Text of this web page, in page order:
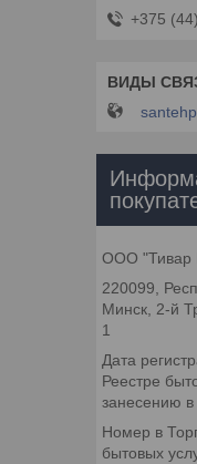
+375
ООО "Тивар
220099,
Минск, 2-й
1
Дата
Реестре
занесению в
Номер в
бытовых